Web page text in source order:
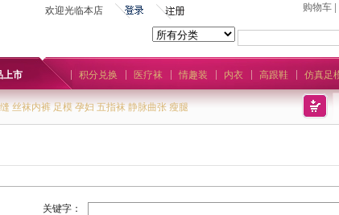
欢迎光临本店 购物车|
上市 积分兑换 医疗袜 情趣装 内衣 高跟鞋 仿真足
丝袜内裤 足模 孕妇 五指袜 静脉曲张 瘦腿
关键字：